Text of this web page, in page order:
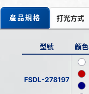
產品規格 打光方式
型號 顏色
FSDL-278197